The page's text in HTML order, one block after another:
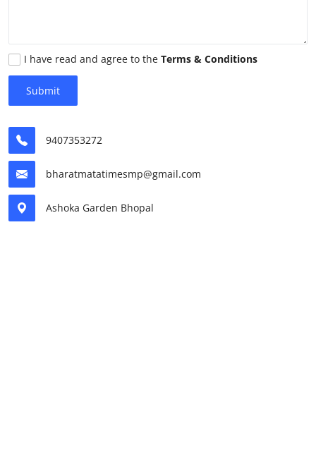
खेल
I have read and agree to the Terms & Conditions
Submit
9407353272
bharatmatatimesmp@gmail.com
Ashoka Garden Bhopal